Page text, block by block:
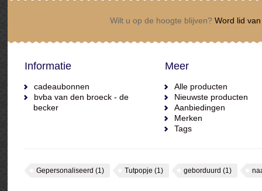
Wilt u op de hoogte blijven? Word lid
Informatie
cadeaubonnen
bvba van den broeck - de
becker
Meer
Alle producten
Nieuwste producten
Aanbiedingen
Merken
Tags
Gepersonaliseerd (1) Tutpopje (1) geborduurd (1)